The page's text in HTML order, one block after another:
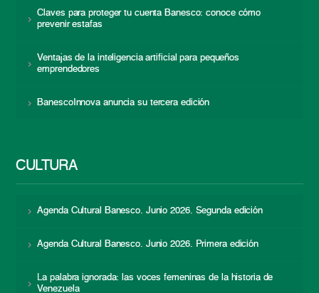
Claves para proteger tu cuenta Banesco: conoce cómo
prevenir estafas
Ventajas de la inteligencia artificial para pequeños
emprendedores
BanescoInnova anuncia su tercera edición
CULTURA
Agenda Cultural Banesco. Junio 2026. Segunda edición
Agenda Cultural Banesco. Junio 2026. Primera edición
La palabra ignorada: las voces femeninas de la historia de
Venezuela